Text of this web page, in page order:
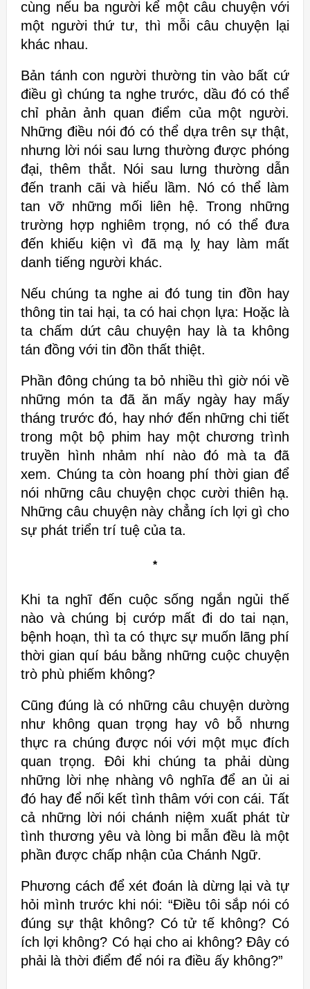
cùng nếu ba người kể một câu chuyện với
một người thứ tư, thì mỗi câu chuyện lại
khác nhau.
Bản tánhcon người thường tin vào bất cứ
điều gì chúng ta nghe trước, dầu đó có thể
chỉ phản ảnh quan điểm của một người.
Những điều nói đó có thể dựa trênsự thật,
nhưng lời nói sau lưng thường được phóng
đại, thêm thắt. Nói sau lưng thường dẫn
đến tranh cãi và hiểu lầm. Nó có thể làm
tan vỡ những mối liên hệ. Trong những
trường hợp nghiêm trọng, nó có thể đưa
đến khiếu kiện vì đã mạ lỵ hay làm mất
danh tiếng người khác.
Nếu chúng ta ngheai đó tung tin đồn hay
thông tin tai hại, ta có hai chọn lựa: Hoặc là
ta chấm dứt câu chuyện hay là ta không
tán đồng với tin đồn thất thiệt.
Phần đông chúng ta bỏ nhiều thì giờ nói về
những món ta đã ăn mấy ngày hay mấy
tháng trước đó, hay nhớ đến những chi tiết
trong một bộ phim hay một chương trình
truyền hình nhảm nhí nào đó mà ta đã
xem. Chúng ta còn hoang phí thời gian để
nói những câu chuyện chọc cười thiên hạ.
Những câu chuyện này chẳng ích lợi gì cho
sự phát triển trí tuệ của ta.
*
Khi ta nghĩ đến cuộc sống ngắn ngủi thế
nào vàchúng bị cướp mất đi do tai nạn,
bệnh hoạn, thì ta có thực sự muốn lãng phí
thời gian quí báu bằng những cuộc chuyện
trò phù phiếm không?
Cũng đúng là có những câu chuyện dường
như không quan trọng hay vô bỗ nhưng
thực ra chúng được nói với một mục đích
quan trọng. Đôi khi chúngta phải dùng
những lời nhẹ nhàng vô nghĩa để an ủi ai
đó hay để nối kết tình thâm với con cái. Tất
cả những lời nói chánh niệm xuất phát từ
tình thương yêu và lòng bi mẫn đều là một
phần được chấp nhận của Chánh Ngữ.
Phương cách để xét đoán là dừng lại và tự
hỏi mình trước khi nói: “Điều tôi sắp nói có
đúng sự thật không? Có tử tế không? Có
ích lợi không? Có hại cho ai không? Đây có
phải là thời điểm để nói ra điều ấy không?”